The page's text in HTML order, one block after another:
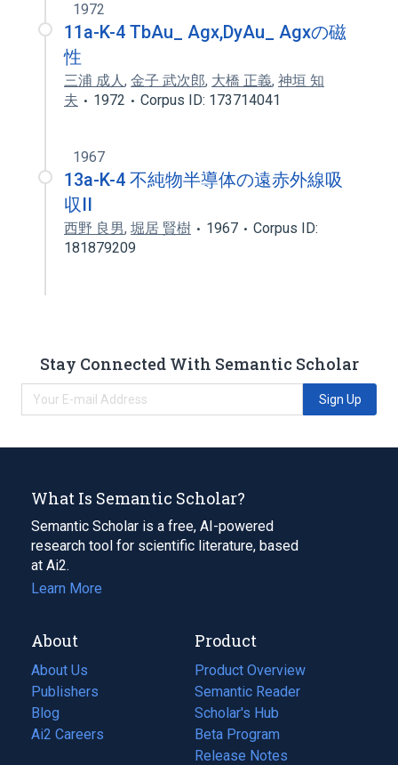
1972
11a-K-4 TbAu_ Agx,DyAu_ Agxの磁
性
三浦 成人, 金子 武次郎, 大橋 正義, 神垣 知
夫
1972 Corpus ID: 173714041
1967
13a-K-4 不純物半導体の遠赤外線吸
収II
西野 良男, 堀居 賢樹 1967
Corpus ID:
181879209
Stay Connected With Semantic Scholar
Sign Up
What Is Semantic Scholar?
Semantic Scholar is a free, AI-powered
research tool for scientific literature, based
at Ai2.
Learn More
About
About Us
Publishers
Blog
(opens
in
Ai2 Careers
(opens
Product
Product Overview
Semantic Reader
Scholar's Hub
Beta Program
Release Notes